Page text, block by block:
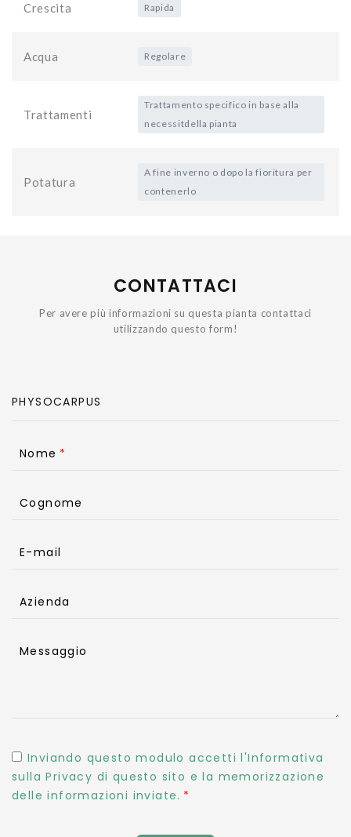
Crescita Rapida
Acqua Regolare
Trattamenti
Trattamento specifico in base alla
necessitdella pianta
Potatura
A fine inverno o dopo la fioritura per
contenerlo
CONTATTACI
Per avere più informazioni su questa pianta contattaci
utilizzando questo form!
Nome
Cognome
E-mail
Azienda
Messaggio
Inviando questo modulo accetti l'Informativa
sulla Privacy di questo sito e la memorizzazione
delle informazioni inviate.